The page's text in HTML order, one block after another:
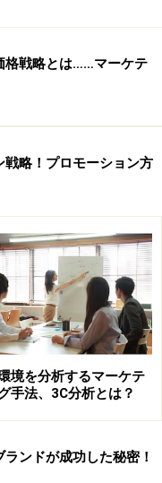
格戦略とは……マーケテ
略！プロモーション方
境を分析するマーケテ
手法、3C分析とは？
ンドが成功した秘密！